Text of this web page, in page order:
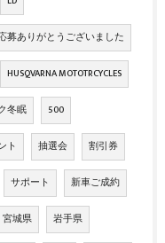
募ありがとうございました
HUSQVARNA MOTOTRCYCLES
冬眠 500
ト 抽選会 割引券
サポート 新車ご成約
宮城県 岩手県